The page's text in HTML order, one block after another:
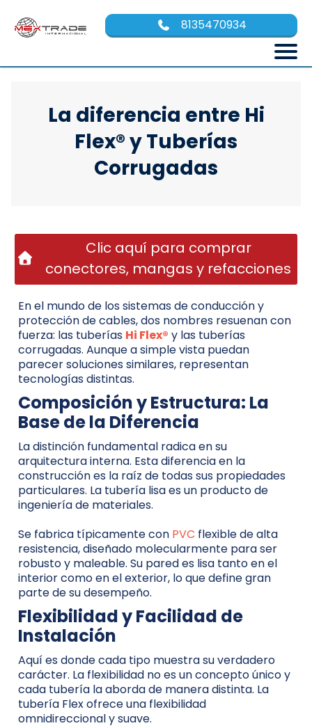
8135470934
La diferencia entre Hi
Flex® y Tuberías
Corrugadas
Clic aquí para comprar
conectores, mangas y refacciones
En el mundo de los sistemas de conducción y
protección de cables, dos nombres resuenan con
fuerza: las tuberías Hi Flex® y las tuberías
corrugadas. Aunque a simple vista puedan
parecer soluciones similares, representan
tecnologías distintas.
Composición y Estructura: La
Base de la Diferencia
La distinción fundamental radica en su
arquitectura interna. Esta diferencia en la
construcción es la raíz de todas sus propiedades
particulares. La tubería lisa es un producto de
ingeniería de materiales.
Se fabrica típicamente con PVC flexible de alta
resistencia, diseñado molecularmente para ser
robusto y maleable. Su pared es lisa tanto en el
interior como en el exterior, lo que define gran
parte de su desempeño.
Flexibilidad y Facilidad de
Instalación
Aquí es donde cada tipo muestra su verdadero
carácter. La flexibilidad no es un concepto único y
cada tubería la aborda de manera distinta. La
tubería Flex ofrece una flexibilidad
omnidireccional y suave.